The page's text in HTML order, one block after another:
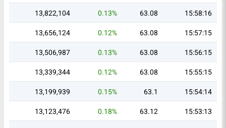
15:58:16
63.08
0.13%
13,822,104
15:57:15
63.08
0.12%
13,656,124
15:56:15
63.08
0.13%
13,506,987
15:55:15
63.08
0.12%
13,339,344
15:54:14
63.1
0.15%
13,199,939
15:53:13
63.12
0.18%
13,123,476